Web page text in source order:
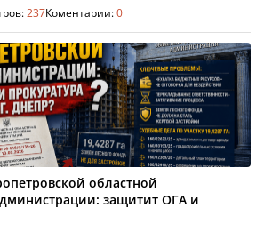
237Коментарии:0
областной
защитит ОГА и